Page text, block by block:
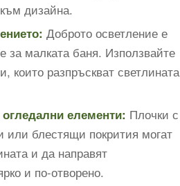
дизайна.
Доброто осветление е
за малката баня. Използвайте
които разпръскват светлината
елементи: Плочки с
или блестящи покрития могат
и да направят
и по-отворено.